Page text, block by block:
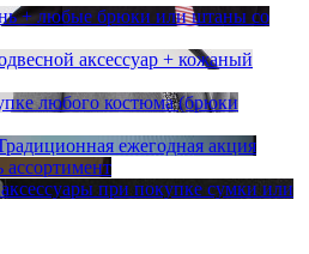
+ любые брюки или штаны со
аксессуар + кожаный
любого костюма (брюки
ежегодная акция
ассортимент
при покупке сумки или